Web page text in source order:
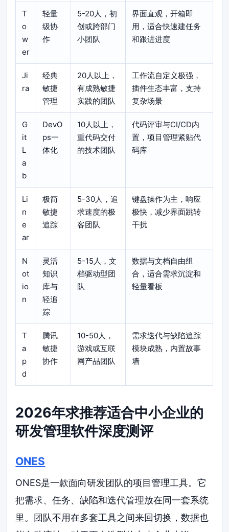
T
o
w
er
轻量
级协
作
5-20人，初
创或跨部门
小团队
界面直观，开箱即
用，适合快速建任务
和跟进进度
Ji
ra
经典
敏捷
管理
20人以上，
有成熟敏捷
实践的团队
工作流自定义极强，
插件生态丰富，支持
复杂场景
G
it
L
a
b
DevO
ps一
体化
10人以上，
重代码交付
的技术团队
代码评审与CI/CD内
置，项目管理紧贴代
码库
Li
n
e
ar
极简
敏捷
追踪
5-30人，追
求速度的极
客团队
键盘操作为主，响应
极快，减少界面跳转
干扰
N
ot
io
n
灵活
知识
库与
轻追
踪
5-15人，文
档驱动型团
队
数据与文档自由组
合，适合需求沉淀和
轻量看板
T
a
p
d
腾讯
敏捷
协作
10-50人，
游戏或互联
网产品团队
需求迭代与缺陷追踪
模块成熟，内置故事
墙
2026年求推荐适合中小企业的
研发管理软件深度测评
ONES
ONES是一款面向研发团队的项目管理工具。它
把需求、任务、缺陷和迭代管理放在同一套系统
里。团队不用在多套工具之间来回切换，数据也